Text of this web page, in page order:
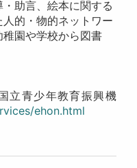
助言、絵本に関する
的・物的ネットワー
園や学校から図書
立青少年教育振興機
ehon.html